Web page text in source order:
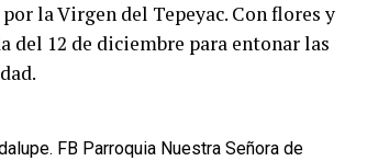
la Virgen del Tepeyac. Con flores y
del 12 de diciembre para entonar las
FB Parroquia Nuestra Señora de